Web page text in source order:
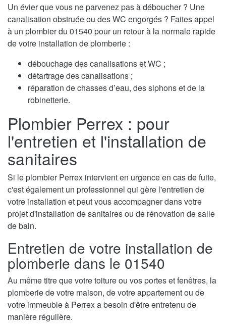
Un évier que vous ne parvenez pas à déboucher ? Une
canalisation obstruée ou des WC engorgés ? Faites appel
à un plombier du 01540 pour un retour à la normale rapide
de votre installation de plomberie :
débouchage des canalisations et WC ;
détartrage des canalisations ;
réparation de chasses d’eau, des siphons et de la
robinetterie.
Plombier Perrex : pour
l'entretien et l'installation de
sanitaires
Si le plombier Perrex intervient en urgence en cas de fuite,
c'est également un professionnel qui gère l'entretien de
votre installation et peut vous accompagner dans votre
projet d'installation de sanitaires ou de rénovation de salle
de bain.
Entretien de votre installation de
plomberie dans le 01540
Au même titre que votre toiture ou vos portes et fenêtres, la
plomberie de votre maison, de votre appartement ou de
votre immeuble à Perrex a besoin d'être entretenu de
manière régulière.